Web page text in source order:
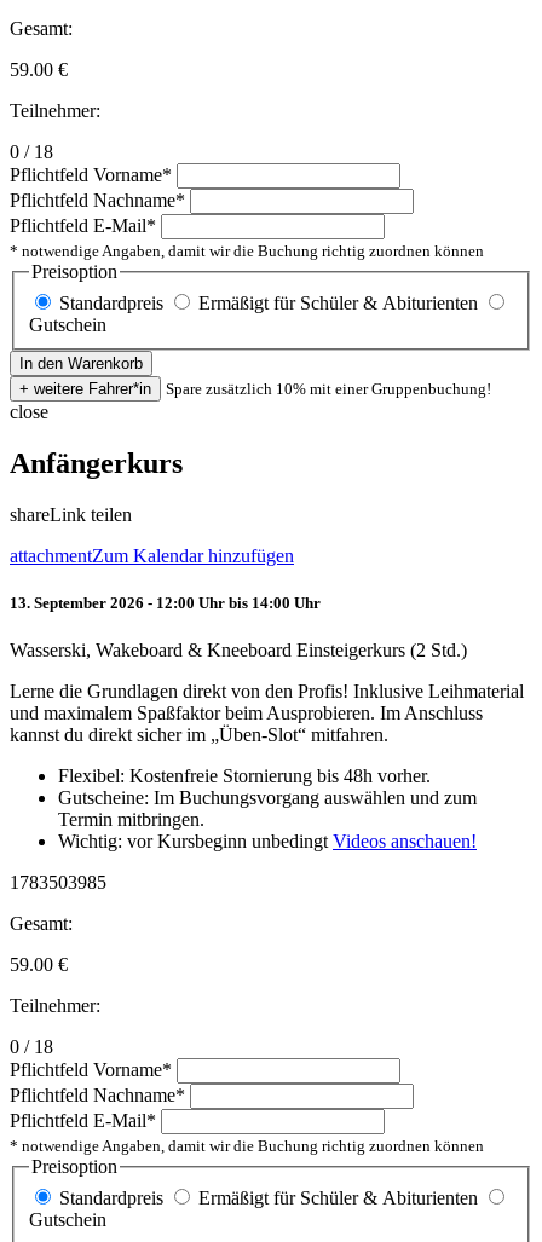
Gesamt:
59.00 €
Teilnehmer:
0 / 18
Pflichtfeld Vorname*
Pflichtfeld Nachname*
Pflichtfeld E-Mail*
* notwendige Angaben, damit wir die Buchung richtig zuordnen können
Preisoption
Standardpreis
Ermäßigt für Schüler & Abiturienten
Gutschein
Spare zusätzlich 10% mit einer Gruppenbuchung!
close
Anfängerkurs
shareLink teilen
attachmentZum Kalendar hinzufügen
13. September 2026 - 12:00 Uhr bis 14:00 Uhr
Wasserski, Wakeboard & Kneeboard Einsteigerkurs (2 Std.)
Lerne die Grundlagen direkt von den Profis! Inklusive Leihmaterial
und maximalem Spaßfaktor beim Ausprobieren. Im Anschluss
kannst du direkt sicher im „Üben-Slot“ mitfahren.
Flexibel: Kostenfreie Stornierung bis 48h vorher.
Gutscheine: Im Buchungsvorgang auswählen und zum
Termin mitbringen.
Wichtig: vor Kursbeginn unbedingt Videos anschauen!
1783503985
Gesamt:
59.00 €
Teilnehmer:
0 / 18
Pflichtfeld Vorname*
Pflichtfeld Nachname*
Pflichtfeld E-Mail*
* notwendige Angaben, damit wir die Buchung richtig zuordnen können
Preisoption
Standardpreis
Ermäßigt für Schüler & Abiturienten
Gutschein